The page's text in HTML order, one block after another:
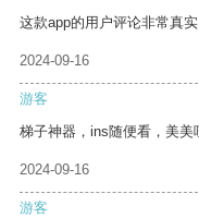
这款app的用户评论非常真
2024-09-16
游客
梯子神器，ins随便看，美美
2024-09-16
游客